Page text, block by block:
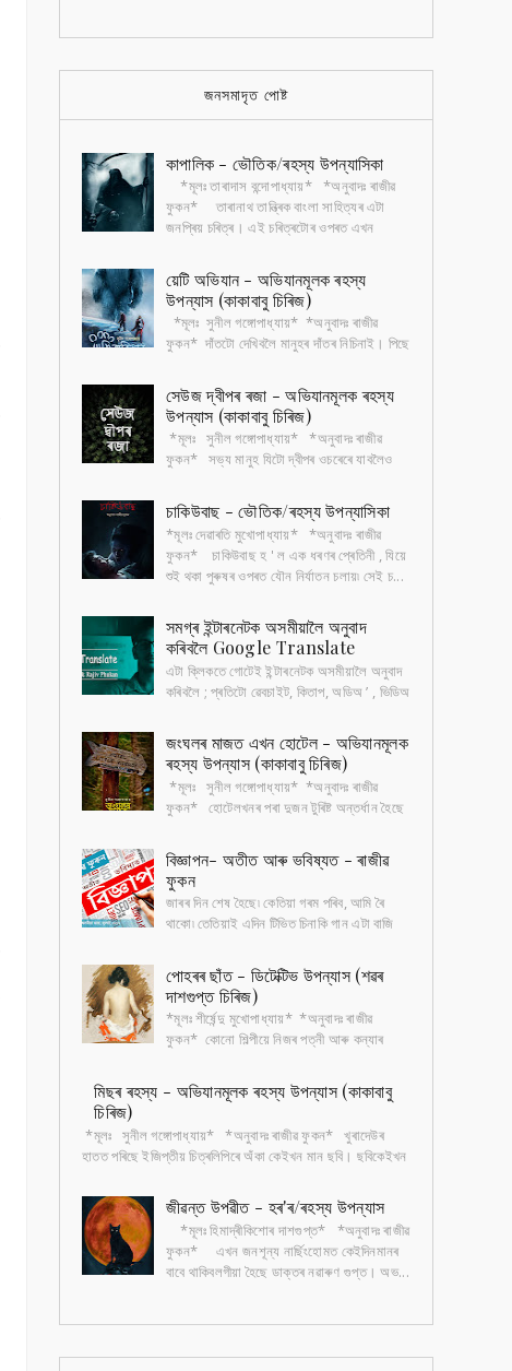
জনসমাদৃত পোষ্ট
কাপালিক - ভৌতিক/ৰহস্য উপন্যাসিকা
*মূলঃ তাৰাদাস বন্দোপাধ্যায়* *অনুবাদঃ ৰাজীৱ
ফুকন* তাৰানাথ তান্ত্ৰিক বাংলা সাহিত্যৰ এটা
জনপ্ৰিয় চৰিত্ৰ। এই চৰিত্ৰটোৰ ওপৰত এখন
য়েটি অভিযান - অভিযানমূলক ৰহস্য
উপন্যাস (কাকাবাবু চিৰিজ)
*মূলঃ সুনীল গঙ্গোপাধ্যায়* *অনুবাদঃ ৰাজীৱ
ফুকন* দাঁতটো দেখিবলৈ মানুহৰ দাঁতৰ নিচিনাই। পিছে
গ...
সেউজ দ্বীপৰ ৰজা - অভিযানমূলক ৰহস্য
উপন্যাস (কাকাবাবু চিৰিজ)
*মূলঃ সুনীল গঙ্গোপাধ্যায়* *অনুবাদঃ ৰাজীৱ
ফুকন* সভ্য মানুহ যিটো দ্বীপৰ ওচৰেৰে যাবলৈও
দ্বীপ...
চাকিউবাছ - ভৌতিক/ৰহস্য উপন্যাসিকা
*মূলঃ দেৱাৰতি মুখোপাধ্যায়* *অনুবাদঃ ৰাজীৱ
ফুকন* চাকিউবাছ হ ' ল এক ধৰণৰ প্ৰেতিনী , যিয়ে
শুই থকা পুৰুষৰ ওপৰত যৌন নিৰ্যাতন চলায়৷ সেই চ...
সমগ্ৰ ইন্টাৰনেটক অসমীয়ালৈ অনুবাদ
কৰিবলৈ Google Translate
এটা ক্লিকতে গোটেই ইন্টাৰনেটক অসমীয়ালৈ অনুবাদ
কৰিবলৈ ; প্ৰতিটো ৱেবচাইট, কিতাপ, অডিঅ ’ , ভিডিঅ
জংঘলৰ মাজত এখন হোটেল - অভিযানমূলক
ৰহস্য উপন্যাস (কাকাবাবু চিৰিজ)
*মূলঃ সুনীল গঙ্গোপাধ্যায়* *অনুবাদঃ ৰাজীৱ
ফুকন* হোটেলখনৰ পৰা দুজন টুৰিষ্ট অন্তৰ্ধান হৈছে
ৰাত...
বিজ্ঞাপন- অতীত আৰু ভবিষ্যত - ৰাজীৱ
ফুকন
জাৰৰ দিন শেষ হৈছে৷ কেতিয়া গৰম পৰিব, আমি ৰৈ
থাকো৷ তেতিয়াই এদিন টিভিত চিনাকি গান এটা বাজি
পোহৰৰ ছাঁত - ডিটেক্টিভ উপন্যাস (শৱৰ
দাশগুপ্ত চিৰিজ)
*মূলঃ শীৰ্ষেন্দু মুখোপাধ্যায়* *অনুবাদঃ ৰাজীৱ
ফুকন* কোনো শিল্পীয়ে নিজৰ পত্নী আৰু কন্যাৰ
পত্...
মিছৰ ৰহস্য - অভিযানমূলক ৰহস্য উপন্যাস (কাকাবাবু
চিৰিজ)
*মূলঃ সুনীল গঙ্গোপাধ্যায়* *অনুবাদঃ ৰাজীৱ ফুকন* খুৰাদেউৰ
হাতত পৰিছে ইজিপ্তীয় চিত্ৰলিপিৰে অঁকা কেইখন মান ছবি। ছবিকেইখন
জীৱন্ত উপৱীত - হৰ'ৰ/ৰহস্য উপন্যাস
*মূলঃ হিমাদ্ৰীকিশোৰ দাশগুপ্ত* *অনুবাদঃ ৰাজীৱ
ফুকন* এখন জনশূন্য নাৰ্ছিংহোমত কেইদিনমানৰ
বাবে থাকিবলগীয়া হৈছে ডাক্তৰ নৱাৰুণ গুপ্ত। অভ...